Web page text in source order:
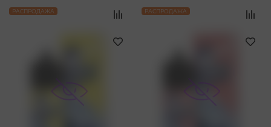
РАСПРОДАЖА РАСПРОДАЖА